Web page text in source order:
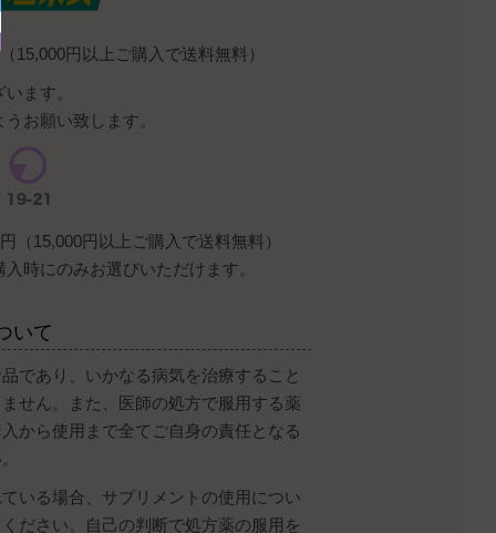
15,000円以上ご購入で送料無料）
ます。
お願い致します。
（15,000円以上ご購入で送料無料）
時にのみお選びいただけます。
いて
であり、いかなる病気を治療すること
せん。また、医師の処方で服用する薬
から使用まで全てご自身の責任となる
いる場合、サプリメントの使用につい
ださい。自己の判断で処方薬の服用を